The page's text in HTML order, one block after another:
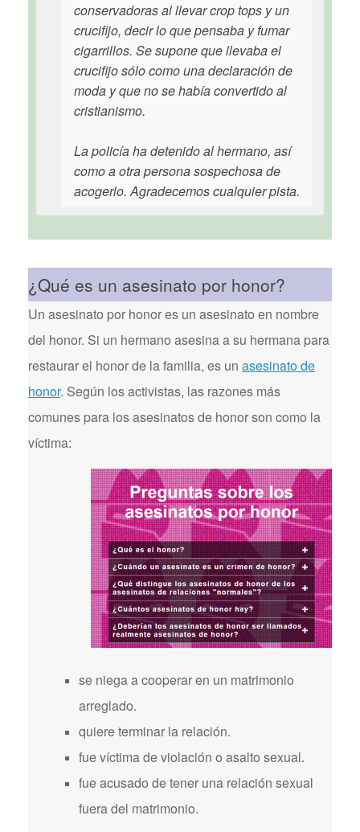
conservadoras al llevar crop tops y un
crucifijo, decir lo que pensaba y fumar
cigarrillos. Se supone que llevaba el
crucifijo sólo como una declaración de
moda y que no se había convertido al
cristianismo.
La policía ha detenido al hermano, así
como a otra persona sospechosa de
acogerlo. Agradecemos cualquier pista.
¿Qué es un asesinato por honor?
Un asesinato por honor es un asesinato en nombre
del honor. Si un hermano asesina a su hermana para
restaurar el honor de la familia, es un asesinato de
honor. Según los activistas, las razones más
comunes para los asesinatos de honor son como la
víctima:
se niega a cooperar en un matrimonio
arreglado.
quiere terminar la relación.
fue víctima de violación o asalto sexual.
fue acusado de tener una relación sexual
fuera del matrimonio.